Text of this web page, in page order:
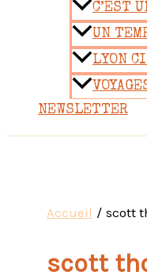
C’EST
UN
LYON
NEWSLETTER
Accueil scott
scott